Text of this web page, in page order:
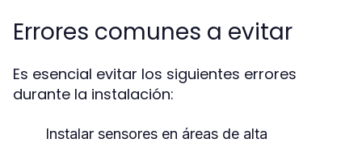
Errores comunes a evitar
Es esencial evitar los siguientes errores
durante la instalación:
Instalar sensores en áreas de alta